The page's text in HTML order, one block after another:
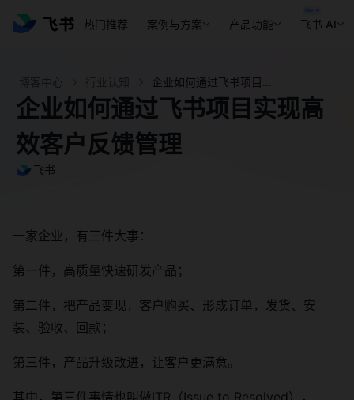
热门推荐 案例与方案 产品功能 飞书 AI
企业如何通过飞书项目实现高
效客户反馈管理
飞书
一家企业，有三件大事：
第一件，高质量快速研发产品；
第二件，把产品变现，客户购买、形成订单，发货、安
装、验收、回款；
第三件，产品升级改进，让客户更满意。
其中，第三件事情也叫做ITR（Issue to Resolved），